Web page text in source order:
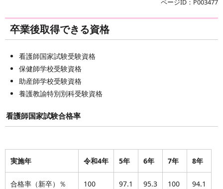
ページID：P003477
卒業後取得できる資格
看護師国家試験受験資格
保健師学校受験資格
助産師学校受験資格
養護教諭特別別科受験資格
看護師国家試験合格率
実施年 令和4年 5年 6年 7年 8年
合格率（新卒）％ 100 97.1 95.3 100 94.1